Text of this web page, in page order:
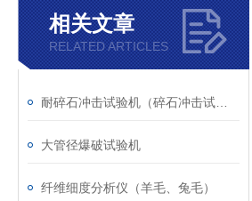
相关文章
RELATED ARTICLES
大管径爆破试验机
纤维细度分析仪（羊毛、兔毛）